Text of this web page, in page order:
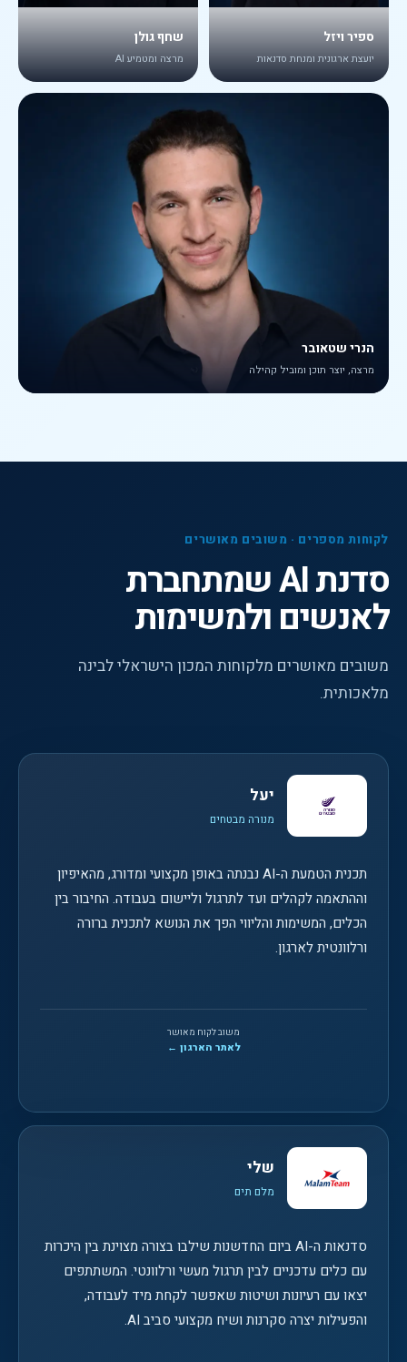
ספיר ויזל
יועצת ארגונית ומנחת סדנאות
שחף גולן
מרצה ומטמיע AI
הנרי שטאובר
מרצה, יוצר תוכן ומוביל קהילה
לקוחות מספרים · משובים מאושרים
סדנת AI שמתחברת
לאנשים ולמשימות
משובים מאושרים מלקוחות המכון הישראלי לבינה
מלאכותית.
יעל
מנורה מבטחים
תכנית הטמעת ה-AI נבנתה באופן מקצועי ומדורג, מהאיפיון
וההתאמה לקהלים ועד לתרגול וליישום בעבודה. החיבור בין
הכלים, המשימות והליווי הפך את הנושא לתכנית ברורה
ורלוונטית לארגון.
משוב לקוח מאושר
לאתר הארגון ←
שלי
מלם תים
סדנאות ה-AI ביום החדשנות שילבו בצורה מצוינת בין היכרות
עם כלים עדכניים לבין תרגול מעשי ורלוונטי. המשתתפים
יצאו עם רעיונות ושיטות שאפשר לקחת מיד לעבודה,
והפעילות יצרה סקרנות ושיח מקצועי סביב AI.